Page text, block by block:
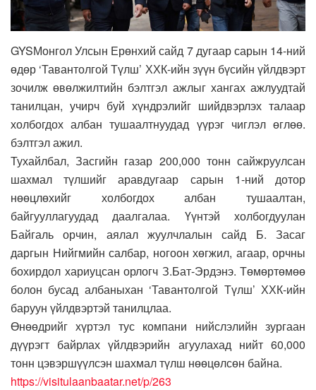
GYSМонгол Улсын Ерөнхий сайд 7 дугаар сарын 14-ний
өдөр ‘Тавантолгой Түлш’ ХХК-ийн зүүн бүсийн үйлдвэрт
зочилж өвөлжилтийн бэлтгэл ажлыг хангах ажлуудтай
танилцан, учирч буй хүндрэлийг шийдвэрлэх талаар
холбогдох албан тушаалтнуудад үүрэг чиглэл өглөө.
бэлтгэл ажил.
Тухайлбал, Засгийн газар 200,000 тонн сайжруулсан
шахмал түлшийг аравдугаар сарын 1-ний дотор
нөөцлөхийг холбогдох албан тушаалтан,
байгууллагуудад даалгалаа. Үүнтэй холбогдуулан
Байгаль орчин, аялал жуулчлалын сайд Б. Засаг
даргын Нийгмийн салбар, ногоон хөгжил, агаар, орчны
бохирдол хариуцсан орлогч З.Бат-Эрдэнэ. Төмөртөмөө
болон бусад албаныхан ‘Тавантолгой Түлш’ ХХК-ийн
баруун үйлдвэртэй танилцлаа.
Өнөөдрийг хүртэл тус компани нийслэлийн зургаан
дүүрэгт байрлах үйлдвэрийн агуулахад нийт 60,000
тонн цэвэршүүлсэн шахмал түлш нөөцөлсөн байна.
https://visitulaanbaatar.net/p/263